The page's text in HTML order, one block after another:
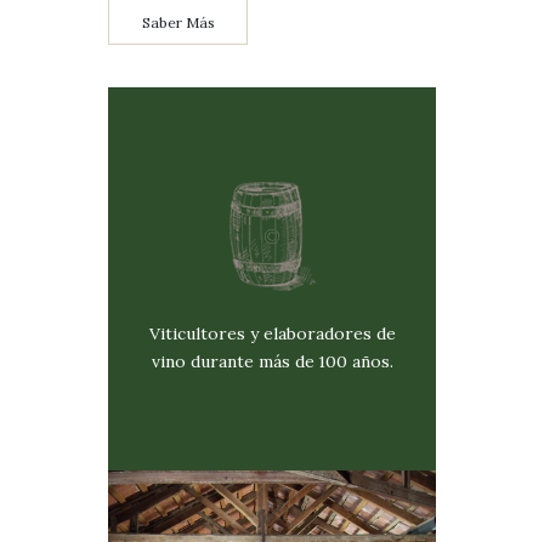
Saber Más
Viticultores y elaboradores de
vino durante más de 100 años.